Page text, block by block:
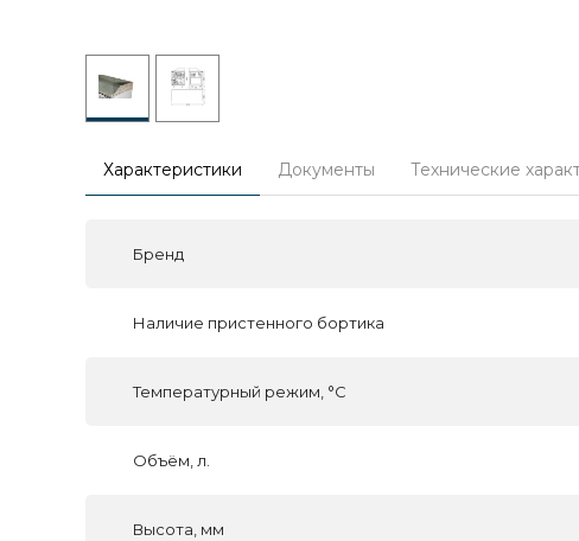
Характеристики Документы Технические
Бренд
Наличие пристенного бортика
Температурный режим, °C
Объём, л.
Высота, мм